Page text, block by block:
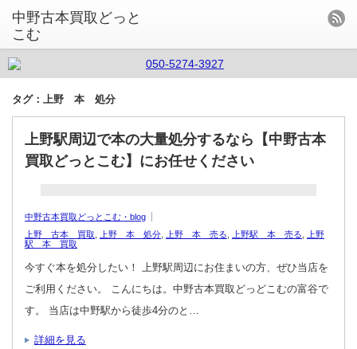
中野古本買取どっと
こむ
タグ：上野 本 処分
上野駅周辺で本の大量処分するなら【中野古本
買取どっとこむ】にお任せください
中野古本買取どっとこむ・blog
上野 古本 買取, 上野 本 処分, 上野 本 売る, 上野駅 本 売る, 上野
駅 本 買取
今すぐ本を処分したい！ 上野駅周辺にお住まいの方、ぜひ当店を
ご利用ください。 こんにちは。中野古本買取どっどこむの富谷で
す。 当店は中野駅から徒歩4分のと…
詳細を見る